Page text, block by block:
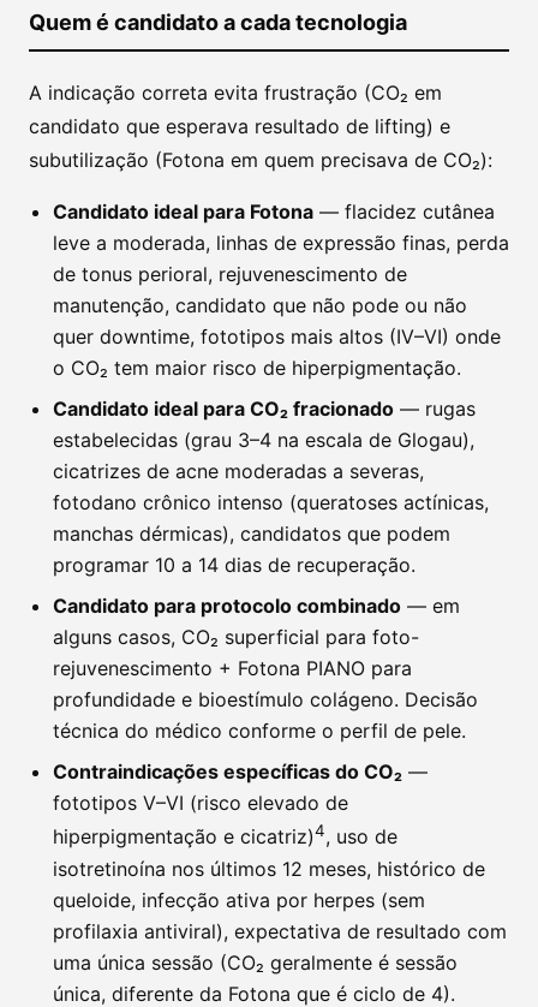
Quem é candidato a cada tecnologia
A indicação correta evita frustração (CO₂ em
candidato que esperava resultado de lifting) e
subutilização (Fotona em quem precisava de CO₂):
Candidato ideal para Fotona — flacidez cutânea
leve a moderada, linhas de expressão finas, perda
de tonus perioral, rejuvenescimento de
manutenção, candidato que não pode ou não
quer downtime, fototipos mais altos (IV–VI) onde
o CO₂ tem maior risco de hiperpigmentação.
Candidato ideal para CO₂ fracionado — rugas
estabelecidas (grau 3–4 na escala de Glogau),
cicatrizes de acne moderadas a severas,
fotodano crônico intenso (queratoses actínicas,
manchas dérmicas), candidatos que podem
programar 10 a 14 dias de recuperação.
Candidato para protocolo combinado — em
alguns casos, CO₂ superficial para foto-
rejuvenescimento + Fotona PIANO para
profundidade e bioestímulo colágeno. Decisão
técnica do médico conforme o perfil de pele.
Contraindicações específicas do CO₂ —
fototipos V–VI (risco elevado de
hiperpigmentação e cicatriz)4, uso de
isotretinoína nos últimos 12 meses, histórico de
queloide, infecção ativa por herpes (sem
profilaxia antiviral), expectativa de resultado com
uma única sessão (CO₂ geralmente é sessão
única, diferente da Fotona que é ciclo de 4).